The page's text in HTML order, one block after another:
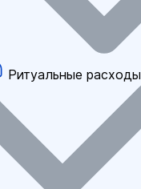
Ритуальные расходы